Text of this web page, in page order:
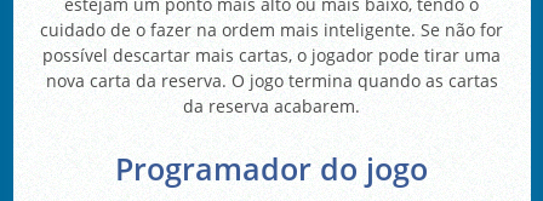
cuidado de o fazer na ordem mais inteligente. Se não for
possível descartar mais cartas, o jogador pode tirar uma
nova carta da reserva. O jogo termina quando as cartas
da reserva acabarem.
Programador do jogo